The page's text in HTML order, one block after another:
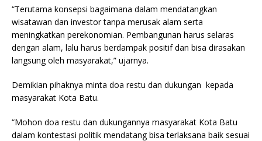
“Terutama konsepsi bagaimana dalam mendatangkan
wisatawan dan investor tanpa merusak alam serta
meningkatkan perekonomian. Pembangunan harus selaras
dengan alam, lalu harus berdampak positif dan bisa dirasakan
langsung oleh masyarakat,” ujarnya.
Demikian pihaknya minta doa restu dan dukungan kepada
masyarakat Kota Batu.
“Mohon doa restu dan dukungannya masyarakat Kota Batu
dalam kontestasi politik mendatang bisa terlaksana baik sesuai